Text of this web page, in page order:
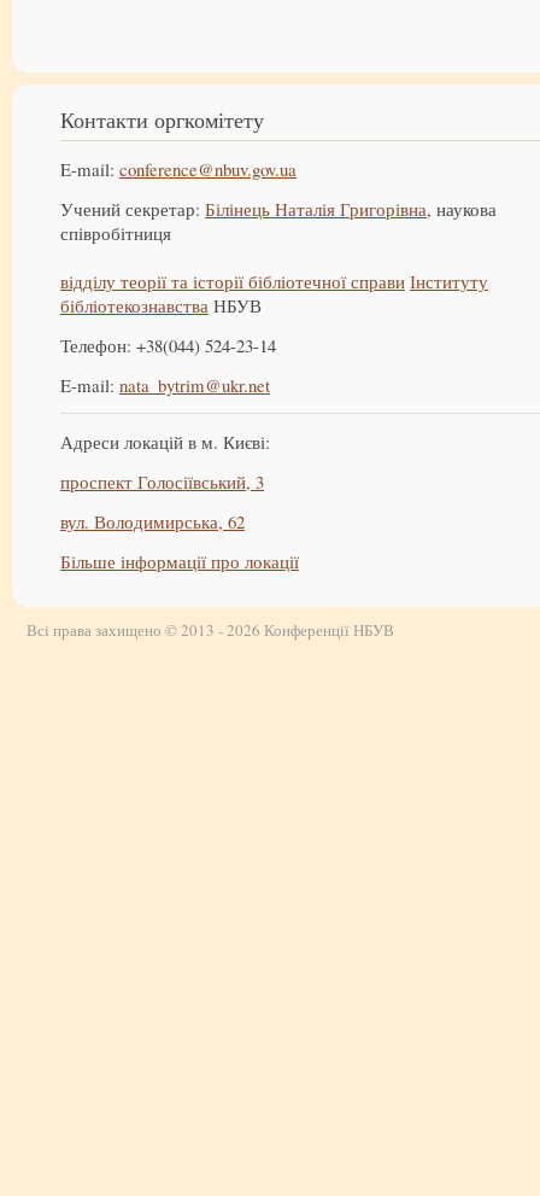
Контакти оргкомітету
E-mail: conference@nbuv.gov.ua
Учений секретар: Білінець Наталія Григорівна, наукова
співробітниця
відділу теорії та історії бібліотечної справи Інституту
бібліотекознавства НБУВ
Телефон: +38(044) 524-23-14
E-mail: nata_bytrim@ukr.net
Адреси локацій в м. Києві:
проспект Голосіївський, 3
вул. Володимирська, 62
Більше інформації про локації
Всі права захищено © 2013 - 2026 Конференції НБУВ